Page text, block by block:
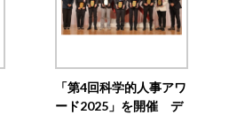
「第4回科学的人事アワ
ード2025」を開催 デ